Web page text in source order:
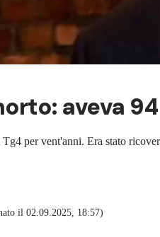
aveva
per vent'anni. Era stato
il 02.09.2025, 18:57)